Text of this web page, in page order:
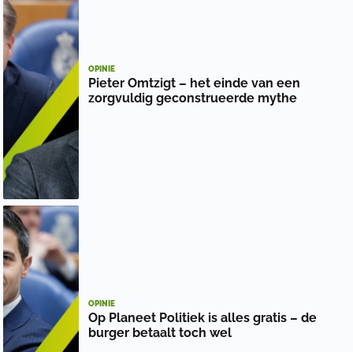
OPINIE
Pieter Omtzigt – het einde van een
zorgvuldig geconstrueerde mythe
OPINIE
Op Planeet Politiek is alles gratis – de
burger betaalt toch wel